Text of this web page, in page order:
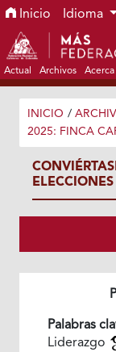
Ir al menú de
Ir al contenido
Ir al pie de página
Inicio Idioma
Actual Archivos Acerca
INICIO /
2025: FINCA
Palabras
Liderazgo